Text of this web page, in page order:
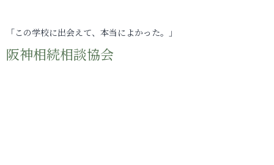
「この学校に出会えて、本当によかった。」
阪神相続相談協会